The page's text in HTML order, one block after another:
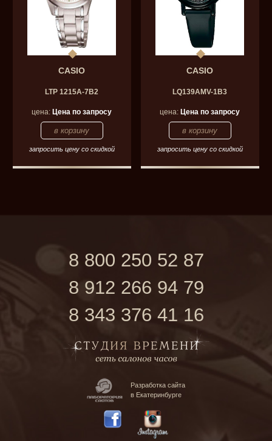
CASIO
LTP 1215A-7B2
цена:Цена по запросу
запросить цену со скидкой
CASIO
LQ139AMV-1B3
цена:Цена по запросу
запросить цену со скидкой
8 800 250 52 87
8 912 266 94 79
8 343 376 41 16
Разработка сайта
в Екатеринбурге